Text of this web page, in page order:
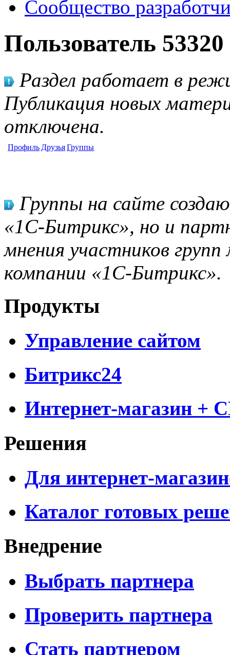
Сообщество
Пользователь 53320
Раздел работает в
Публикация новых
отключена.
Профиль ДрузьяГруппы
Группы на сайте
«1С-Битрикс», но и
мнения участников
компании «1С-Битрикс».
Продукты
Управление сайтом
Битрикс24
Интернет-магазин +
Решения
Для интернет-
Каталог готовых
Внедрение
Выбрать партнера
Проверить партнера
Стать партнером